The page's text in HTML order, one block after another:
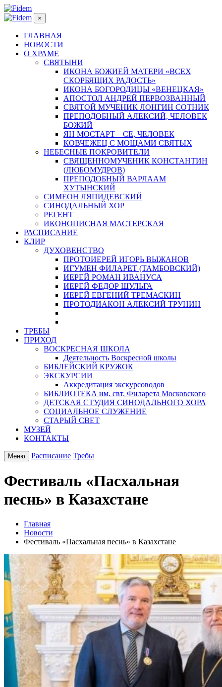
×
ГЛАВНАЯ
НОВОСТИ
О ХРАМЕ
СВЯТЫНИ
ИКОНА БОЖИЕЙ МАТЕРИ «ВСЕХ
СКОРБЯЩИХ РАДОСТЬ»
ИКОНА БОГОРОДИЦЫ «ВЕНЕЦКАЯ»
АПОСТОЛ АНДРЕЙ ПЕРВОЗВАННЫЙ
СВЯТОЙ МУЧЕНИК ЛОНГИН СОТНИК
ПРЕПОДОБНЫЙ АЛЕКСИЙ, ЧЕЛОВЕК
БОЖИЙ
ЯН МОСТАРТ – СЕ, ЧЕЛОВЕК
КОВЧЕЖЕЦ С МОЩАМИ СВЯТЫХ
НЕБЕСНЫЕ ПОКРОВИТЕЛИ
СВЯЩЕННОМУЧЕНИК КОНСТАНТИН
(ЛЮБОМУДРОВ)
ПРЕПОДОБНЫЙ ВАРЛААМ
ХУТЫНСКИЙ
СИМЕОН ЛЯПИДЕВСКИЙ
СИНОДАЛЬНЫЙ ХОР
РЕГЕНТ
ИКОНОПИСНАЯ МАСТЕРСКАЯ
РАСПИСАНИЕ
КЛИР
ДУХОВЕНСТВО
ПРОТОИЕРЕЙ ИГОРЬ ВЫЖАНОВ
ИГУМЕН ФИЛАРЕТ (ТАМБОВСКИЙ)
ИЕРЕЙ РОМАН ИВАНУСА
ИЕРЕЙ ФЕДОР ШУЛЬГА
ИЕРЕЙ ЕВГЕНИЙ ТРЕМАСКИН
ПРОТОДИАКОН АЛЕКСИЙ ТРУНИН
ТРЕБЫ
ПРИХОД
ВОСКРЕСНАЯ ШКОЛА
Деятельность Воскресной школы
БИБЛЕЙСКИЙ КРУЖОК
ЭКСКУРСИИ
Аккредитация экскурсоводов
БИБЛИОТЕКА им. свт. Филарета Московского
ДЕТСКАЯ СТУДИЯ СИНОДАЛЬНОГО ХОРА
СОЦИАЛЬНОЕ СЛУЖЕНИЕ
СТАРЫЙ СВЕТ
МУЗЕЙ
КОНТАКТЫ
Меню Расписание Требы
Фестиваль «Пасхальная
песнь» в Казахстане
Главная
Новости
Фестиваль «Пасхальная песнь» в Казахстане